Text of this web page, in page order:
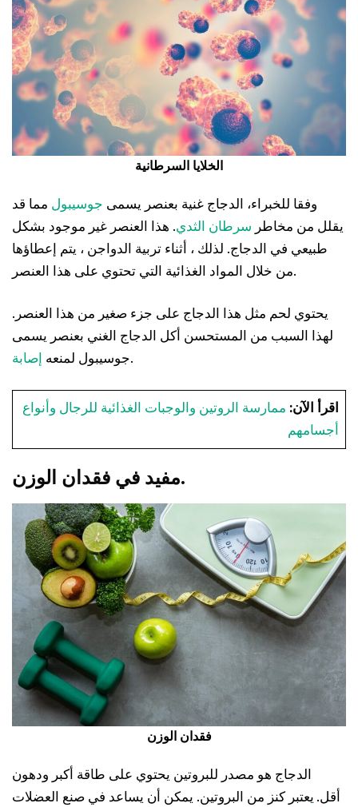
الخلايا السرطانية
وفقا للخبراء، الدجاج غنية بعنصر يسمى جوسيبول مما قد
يقلل من مخاطر سرطان الثدي. هذا العنصر غير موجود بشكل
طبيعي في الدجاج. لذلك ، أثناء تربية الدواجن ، يتم إعطاؤها
من خلال المواد الغذائية التي تحتوي على هذا العنصر.
يحتوي لحم مثل هذا الدجاج على جزء صغير من هذا العنصر.
لهذا السبب من المستحسن أكل الدجاج الغني بعنصر يسمى
جوسيبول لمنعه إصابة .
اقرأ الآن: ممارسة الروتين والوجبات الغذائية للرجال وأنواع
أجسامهم
مفيد في فقدان الوزن.
فقدان الوزن
الدجاج هو مصدر للبروتين يحتوي على طاقة أكبر ودهون
أقل. يعتبر كنز من البروتين. يمكن أن يساعد في صنع العضلات